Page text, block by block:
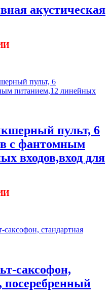
акустическая
пульт, 6
с фантомным
входов,вход для
саксофон,
посеребренный